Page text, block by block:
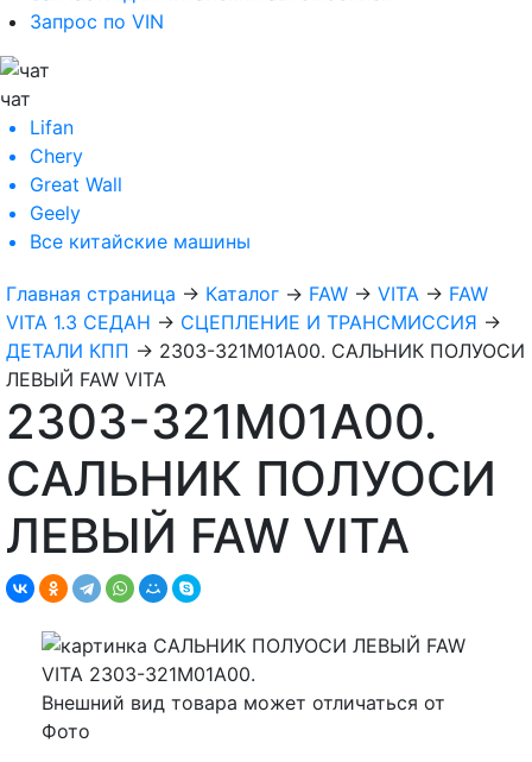
Запрос по VIN
чат
Lifan
Chery
Great Wall
Geely
Все китайские машины
Главная страница → Каталог → FAW → VITA → FAW
VITA 1.3 СЕДАН → СЦЕПЛЕНИЕ И ТРАНСМИССИЯ →
ДЕТАЛИ КПП → 2303-321M01A00. САЛЬНИК ПОЛУОСИ
ЛЕВЫЙ FAW VITA
2303-321M01A00.
САЛЬНИК ПОЛУОСИ
ЛЕВЫЙ FAW VITA
Внешний вид товара может отличаться от
Фото